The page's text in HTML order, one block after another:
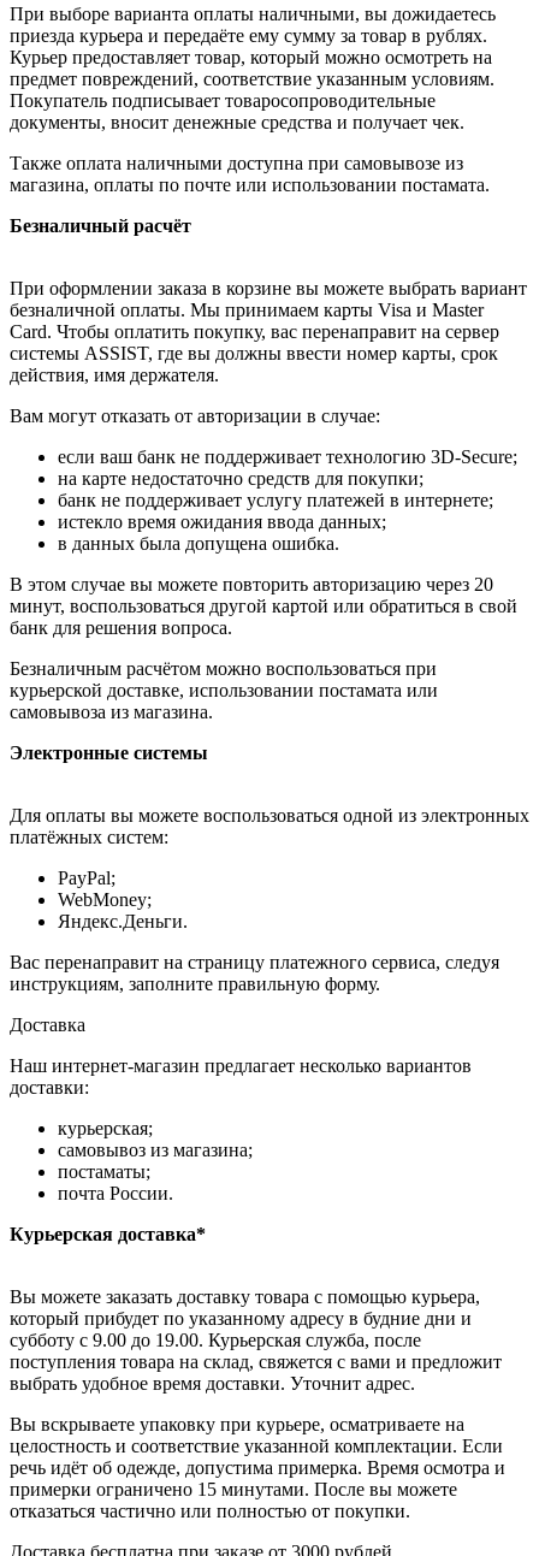
При выборе варианта оплаты наличными, вы дожидаетесь
приезда курьера и передаёте ему сумму за товар в рублях.
Курьер предоставляет товар, который можно осмотреть на
предмет повреждений, соответствие указанным условиям.
Покупатель подписывает товаросопроводительные
документы, вносит денежные средства и получает чек.
Также оплата наличными доступна при самовывозе из
магазина, оплаты по почте или использовании постамата.
Безналичный расчёт
При оформлении заказа в корзине вы можете выбрать вариант
безналичной оплаты. Мы принимаем карты Visa и Master
Card. Чтобы оплатить покупку, вас перенаправит на сервер
системы ASSIST, где вы должны ввести номер карты, срок
действия, имя держателя.
Вам могут отказать от авторизации в случае:
если ваш банк не поддерживает технологию 3D-Secure;
на карте недостаточно средств для покупки;
банк не поддерживает услугу платежей в интернете;
истекло время ожидания ввода данных;
в данных была допущена ошибка.
В этом случае вы можете повторить авторизацию через 20
минут, воспользоваться другой картой или обратиться в свой
банк для решения вопроса.
Безналичным расчётом можно воспользоваться при
курьерской доставке, использовании постамата или
самовывоза из магазина.
Электронные системы
Для оплаты вы можете воспользоваться одной из электронных
платёжных систем:
PayPal;
WebMoney;
Яндекс.Деньги.
Вас перенаправит на страницу платежного сервиса, следуя
инструкциям, заполните правильную форму.
Доставка
Наш интернет-магазин предлагает несколько вариантов
доставки:
курьерская;
самовывоз из магазина;
постаматы;
почта России.
Курьерская доставка*
Вы можете заказать доставку товара с помощью курьера,
который прибудет по указанному адресу в будние дни и
субботу с 9.00 до 19.00. Курьерская служба, после
поступления товара на склад, свяжется с вами и предложит
выбрать удобное время доставки. Уточнит адрес.
Вы вскрываете упаковку при курьере, осматриваете на
целостность и соответствие указанной комплектации. Если
речь идёт об одежде, допустима примерка. Время осмотра и
примерки ограничено 15 минутами. После вы можете
отказаться частично или полностью от покупки.